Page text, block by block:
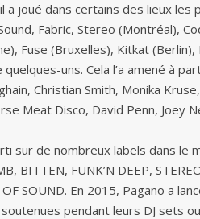
joué dans certains des lieux les
Fabric, Stereo (Montréal),
Fuse (Bruxelles), Kitkat
uns. Cela l’a amené à
Christian Smith, Monika
Meat Disco, David Penn, Joey
sur de nombreux labels dans le
BITTEN, FUNK’N DEEP,
SOUND. En 2015, Pagano a
pendant leurs DJ sets